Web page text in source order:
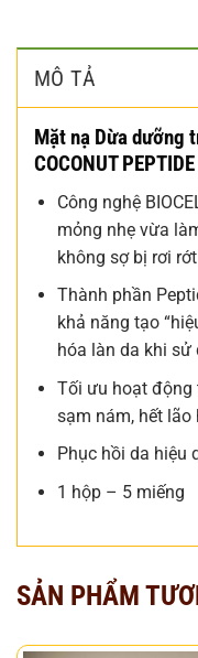
MÔ TẢ
Mặt nạ Dừa dưỡng
COCONUT PEPTIDE
Công nghệ
mỏng nhẹ vừa
không sợ bị rơi rớt
Thành phần
khả năng tạo
hóa làn da khi sử
Tối ưu hoạt động
sạm nám, hết lão
Phục hồi da hiệu
1 hộp – 5 miếng
SẢN PHẨM